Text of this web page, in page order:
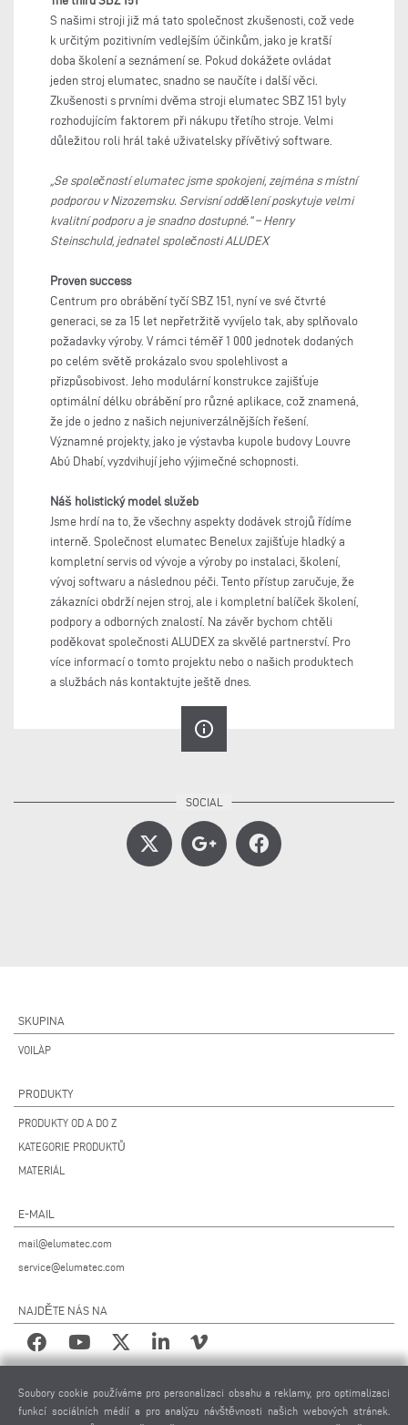
S našimi stroji již má tato společnost zkušenosti, což vede
k určitým pozitivním vedlejším účinkům, jako je kratší
doba školení a seznámení se. Pokud dokážete ovládat
jeden stroj elumatec, snadno se naučíte i další věci.
Zkušenosti s prvními dvěma stroji elumatec SBZ 151 byly
rozhodujícím faktorem při nákupu třetího stroje. Velmi
důležitou roli hrál také uživatelsky přívětivý software.
„Se společností elumatec jsme spokojeni, zejména s místní
podporou v Nizozemsku. Servisní oddělení poskytuje velmi
kvalitní podporu a je snadno dostupné.“ – Henry
Steinschuld, jednatel společnosti ALUDEX
Proven success
Centrum pro obrábění tyčí SBZ 151, nyní ve své čtvrté
generaci, se za 15 let nepřetržitě vyvíjelo tak, aby splňovalo
požadavky výroby. V rámci téměř 1 000 jednotek dodaných
po celém světě prokázalo svou spolehlivost a
přizpůsobivost. Jeho modulární konstrukce zajišťuje
optimální délku obrábění pro různé aplikace, což znamená,
že jde o jedno z našich nejuniverzálnějších řešení.
Významné projekty, jako je výstavba kupole budovy Louvre
Abú Dhabí, vyzdvihují jeho výjimečné schopnosti.
Náš holistický model služeb
Jsme hrdí na to, že všechny aspekty dodávek strojů řídíme
interně. Společnost elumatec Benelux zajišťuje hladký a
kompletní servis od vývoje a výroby po instalaci, školení,
vývoj softwaru a následnou péči. Tento přístup zaručuje, že
zákazníci obdrží nejen stroj, ale i kompletní balíček školení,
podpory a odborných znalostí. Na závěr bychom chtěli
poděkovat společnosti ALUDEX za skvělé partnerství. Pro
více informací o tomto projektu nebo o našich produktech
a službách nás kontaktujte ještě dnes.
info_outline
SKUPINA
VOILÀP
PRODUKTY
PRODUKTY OD A DO Z
KATEGORIE PRODUKTŮ
MATERIÁL
E-MAIL
mail@elumatec.com
service@elumatec.com
NAJDĚTE NÁS NA
PRÁVNÍ UPOZORNĚNÍ
IMPRESUM
Soubory cookie používáme pro personalizaci obsahu a reklamy, pro optimalizaci
funkcí sociálních médií a pro analýzu návštěvnosti našich webových stránek.